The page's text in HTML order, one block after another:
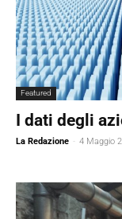
Featured
I dati degli
La Redazione - 4 Maggio